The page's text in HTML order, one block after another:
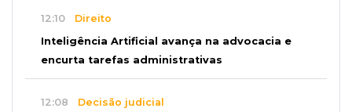
12:10 Direito
Inteligência Artificial avança na advocacia e
encurta tarefas administrativas
12:08 Decisão judicial